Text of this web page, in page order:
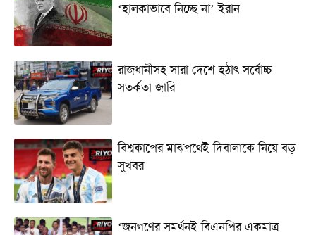
‘হালকাভাবে নিচ্ছে না’ ইরান
রাজধানীসহ সারা দেশে হঠাৎ সর্বোচ্চ
সতর্কতা জা‌রি
বিশ্বকাপের মাঝপথেই দিবালাকে নিয়ে বড়
সুখবর
‘জনগণের সমর্থনই বিএনপির একমাত্র